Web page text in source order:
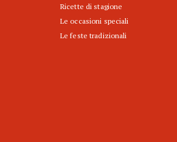
Ricette di stagione
Le occasioni speciali
Le feste tradizionali